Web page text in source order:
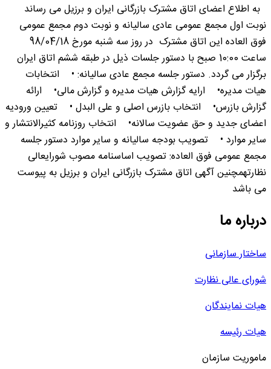
به اطلاع اعضای اتاق مشترک بازرگانی ایران و برزیل می رساند
نوبت اول مجمع عمومی عادی سالیانه و نوبت دوم مجمع عمومی
فوق العاده این اتاق مشترک در روز سه شنبه مورخ 98/04/18
ساعت 10:00 صبح با دستور جلسات ذیل در طبقه ششم اتاق ایران
برگزار می گردد. دستور جلسه مجمع عادی سالیانه: • انتخابات
هیات مدیره• ارایه گزارش هیات مدیره و گزارش مالی• ارائه
گزارش بازرس• انتخاب بازرس اصلی و علی البدل • تعیین ورودیه
اعضای جدید و حق عضویت سالانه• انتخاب روزنامه کثیرالانتشار و
سایر موارد • تصویب بودجه سالیانه و سایر موارد دستور جلسه
مجمع عمومی فوق العاده: تصویب اساسنامه مصوب شورایعالی
نظارتهمچنین آگهی اتاق مشترک بازرگانی ایران و برزیل به پیوست
می باشد
درباره ما
ساختار سازمانی
شورای عالی نظارت
هیات نمایندگان
هیات رئیسه
ماموریت سازمان